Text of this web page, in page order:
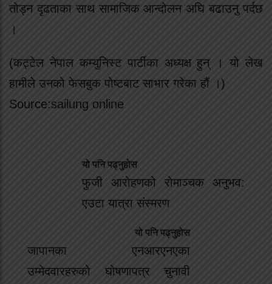
तोड्न दृढताका साथ सामाजिक आन्दोलन अघि बढाउनु पर्दछ
।
(कट्टेल नेपाल कम्युनिस्ट पार्टीका अध्यक्ष हुन् । यो लेख
हामीले उनको फेसबुक पोष्टबाट साभार गरेका हौं ।)
Source:sailung online
यो पनि पढ्नुहोस
फुजी आरोहणको रोमाञ्चक अनुभव:
एउटा यात्रा संस्मरण
यो पनि पढ्नुहोस
जापानका एनआरएनएका
उम्मेदवारहरुको घोषणापत्र चुनावी